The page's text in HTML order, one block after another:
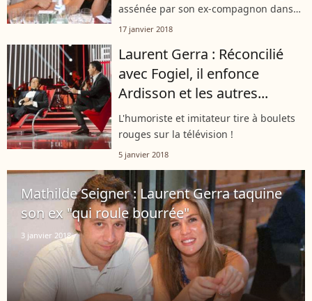
assénée par son ex-compagnon dans
une de ses chroniques.
17 janvier 2018
Laurent Gerra : Réconcilié
avec Fogiel, il enfonce
Ardisson et les autres...
L'humoriste et imitateur tire à boulets
rouges sur la télévision !
5 janvier 2018
Mathilde Seigner : Laurent Gerra taquine
son ex "qui roule bourrée"
3 janvier 2018